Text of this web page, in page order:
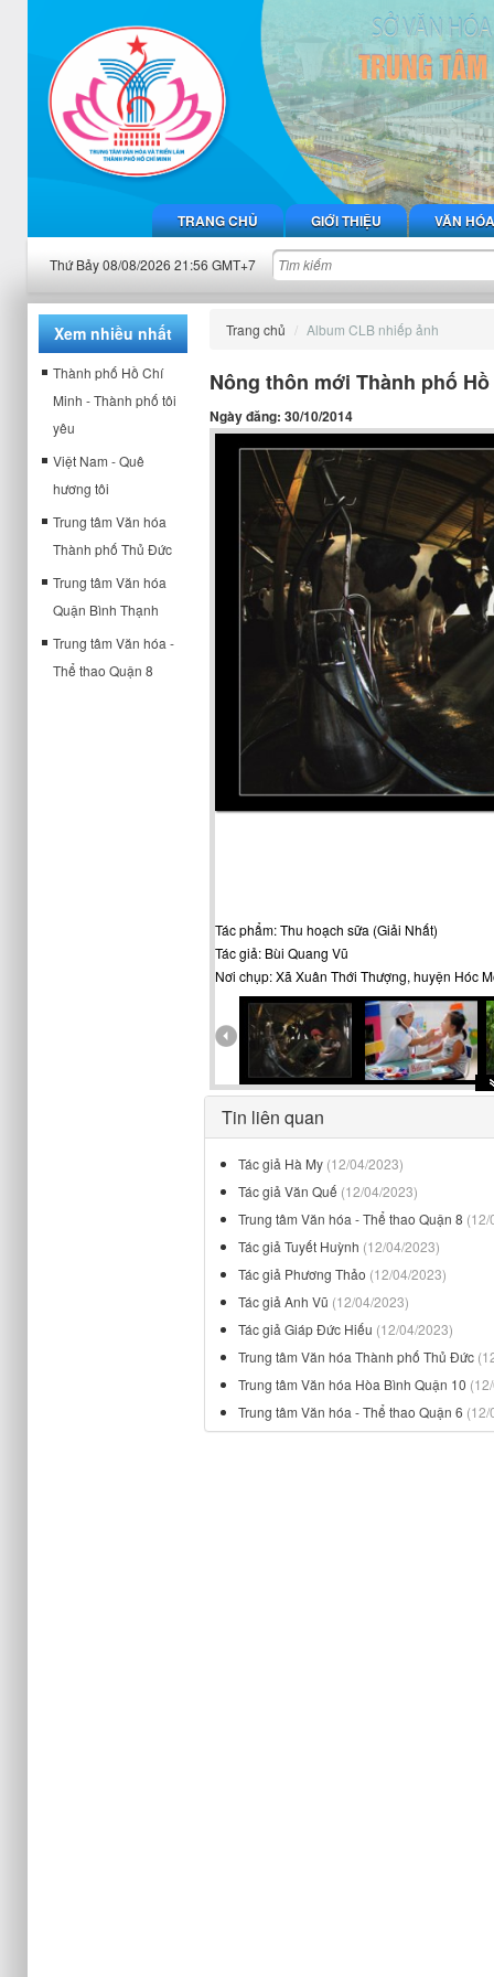
TRANG CHỦ GIỚI THIỆU VĂN HÓA
Thứ Bảy 08/08/2026 21:56 GMT+7
Xem nhiều nhất
Thành phố Hồ Chí
Minh - Thành phố tôi
yêu
Việt Nam - Quê
hương tôi
Trung tâm Văn hóa
Thành phố Thủ Đức
Trung tâm Văn hóa
Quận Bình Thạnh
Trung tâm Văn hóa -
Thể thao Quận 8
Trang chủ Album CLB nhiếp ảnh
Nông thôn mới Thành phố
Ngày đăng: 30/10/2014
Tác phẩm: Thu hoạch sữa (Giải Nhất)
Tác giả: Bùi Quang Vũ
Nơi chụp: Xã Xuân Thới Thượng, huyện Hóc
Tin liên quan
Tác giả Hà My (12/04/2023)
Tác giả Văn Quế (12/04/2023)
Trung tâm Văn hóa - Thể thao Quận 8 (12/
Tác giả Tuyết Huỳnh (12/04/2023)
Tác giả Phương Thảo (12/04/2023)
Tác giả Anh Vũ (12/04/2023)
Tác giả Giáp Đức Hiếu (12/04/2023)
Trung tâm Văn hóa Thành phố Thủ Đức
Trung tâm Văn hóa Hòa Bình Quận 10
Trung tâm Văn hóa - Thể thao Quận 6 (12/